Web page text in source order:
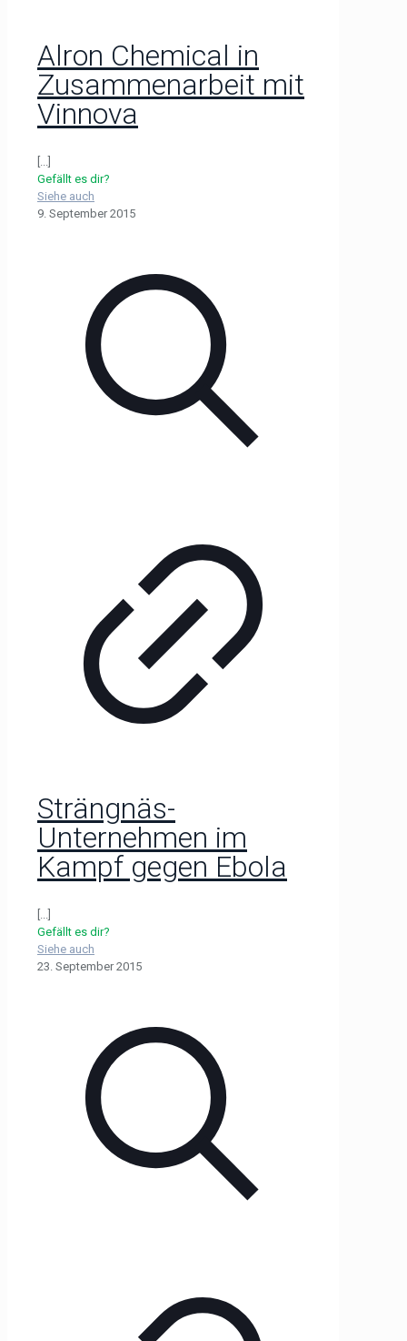
Alron Chemical in
Zusammenarbeit mit
Vinnova
Gefällt es dir?
Siehe auch
9. September 2015
Strängnäs-
Unternehmen im
Kampf gegen Ebola
Gefällt es dir?
Siehe auch
23. September 2015